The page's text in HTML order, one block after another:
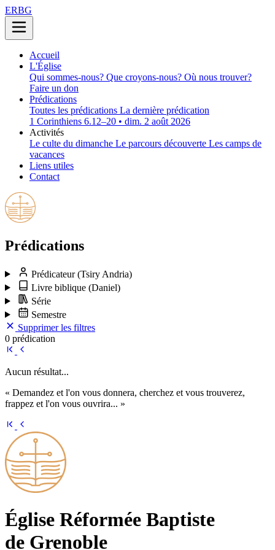
ERBG
Accueil
L'Église
Qui sommes-nous? Que croyons-nous? Où nous trouver?
Faire un don
Prédications
Toutes les prédications La dernière prédication
1 Corinthiens 6.12–20 • dim. 2 août 2026
Activités
Le culte du dimanche Le parcours découverte Les camps de
vacances
Liens utiles
Contact
Prédications
Prédicateur(Tsiry Andria)
Livre biblique (Daniel)
Série
Semestre
Supprimer les filtres
0 prédication
Aucun résultat...
« Demandez et l'on vous donnera, cherchez et vous trouverez,
frappez et l'on vous ouvrira... »
Église Ré­for­mée Bap­tiste
de Grenoble